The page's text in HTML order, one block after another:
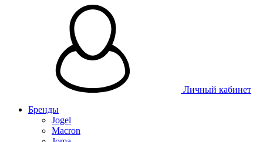
Личный кабинет
Бренды
Jogel
Macron